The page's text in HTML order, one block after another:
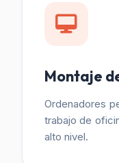
Montaje
Ordenadores
trabajo de
alto nivel.